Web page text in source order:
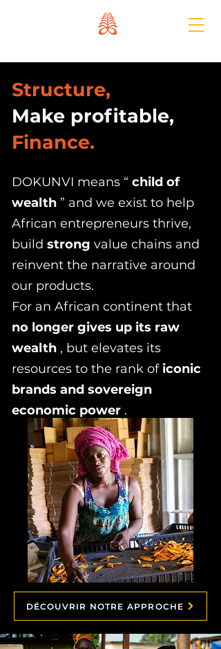
Structure,
Make profitable,
Finance.
DOKUNVI means “ child of
wealth ” and we exist to help
African entrepreneurs thrive,
build strong value chains and
reinvent the narrative around
our products.
For an African continent that
no longer gives up its raw
wealth , but elevates its
resources to the rank of iconic
brands and sovereign
economic power .
DÉCOUVRIR NOTRE APPROCHE